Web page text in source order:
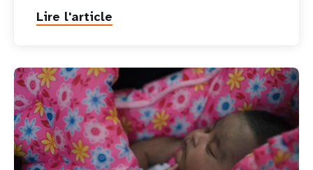
Lire l'article